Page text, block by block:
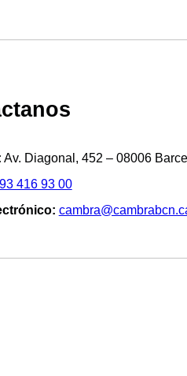
Av. Diagonal, 452 – 08006
93 416 93 00